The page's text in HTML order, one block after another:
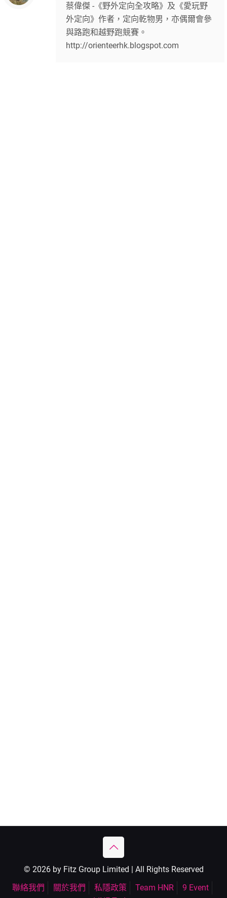
蔡偉傑 -《野外定向全攻略》及《愛玩野
外定向》作者，定向乾物男，亦偶爾會參
與路跑和越野跑競賽。
http://orienteerhk.blogspot.com
© 2026 by Fitz Group Limited | All Rights Reserved
聯絡我們
關於我們 私隱政策 Team HNR
9 Event